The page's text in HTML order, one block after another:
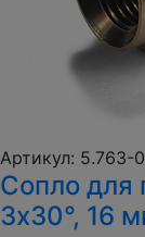
Артикул: 5.763-
Сопло для
3x30°, 16